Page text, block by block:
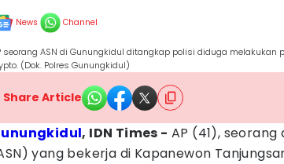
News Channel
seorang ASN di Gunungkidul ditangkap polisi diduga
(Dok. Polres Gunungkidul)
Share Article
, IDN Times - ‎AP (41),
yang bekerja di Kapanewon